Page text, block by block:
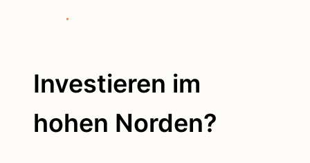
Investieren im
hohen Norden?